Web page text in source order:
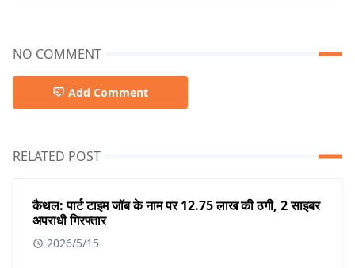
NO COMMENT
Add Comment
RELATED POST
कैथल: पार्ट टाइम जॉब के नाम पर 12.75 लाख की ठगी, 2 साइबर
अपराधी गिरफ्तार
2026/5/15